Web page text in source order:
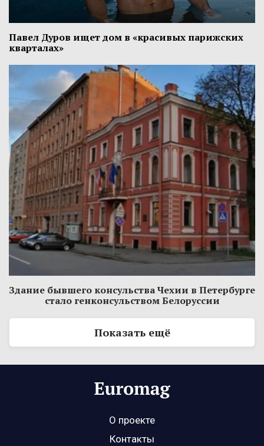
Павел Дуров ищет дом в «красивых парижских
кварталах»
Здание бывшего консульства Чехии в Петербурге
стало генконсульством Белоруссии
Показать ещё
О проекте
Контакты